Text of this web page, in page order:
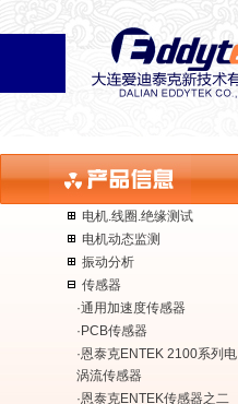
电机.线圈.绝缘测试
电机动态监测
振动分析
传感器
·通用加速度传感器
·PCB传感器
·恩泰克ENTEK 2100系列电
涡流传感器
·恩泰克ENTEK传感器之二